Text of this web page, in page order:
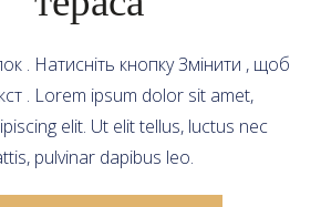
. Натисніть кнопку Змінити , щоб
. Lorem ipsum dolor sit amet,
elit. Ut elit tellus, luctus nec
pulvinar dapibus leo.